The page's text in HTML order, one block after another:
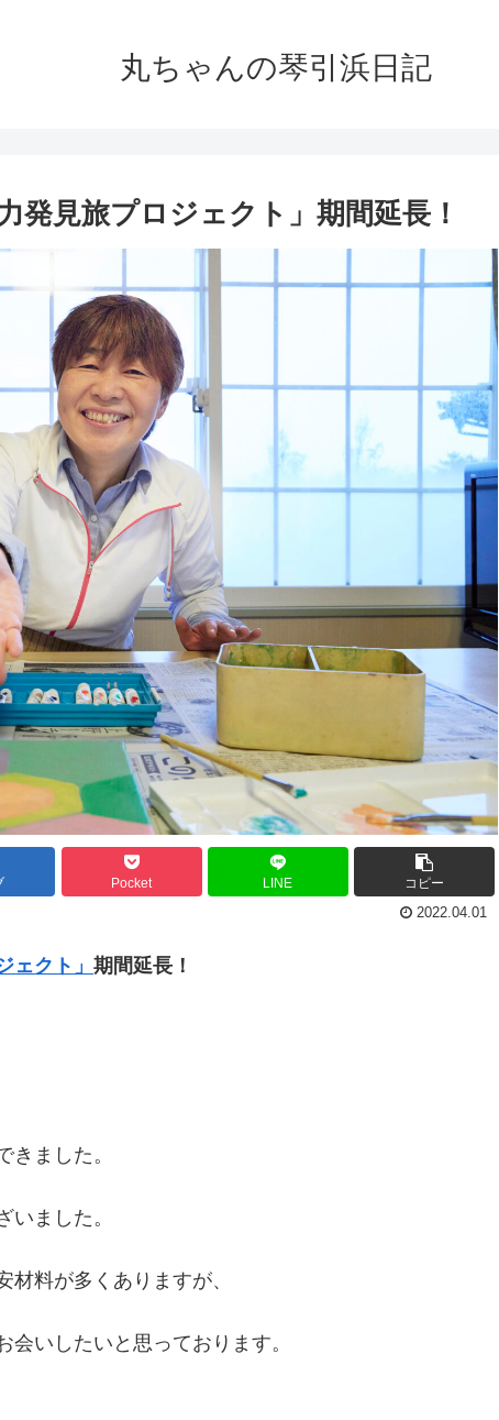
丸ちゃんの琴引浜日記
発見旅プロジェクト」期間延長！
Pocket LINE
コピー
2022.04.01
ェクト」 期間延長！
きました。
いました。
料が多くありますが、
いしたいと思っております。